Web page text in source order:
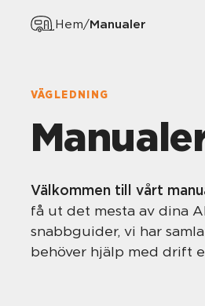
Hem/Manualer
VÄGLEDNING
Välkommen till vårt
få ut det mesta av dina
snabbguider, vi har
behöver hjälp med drift